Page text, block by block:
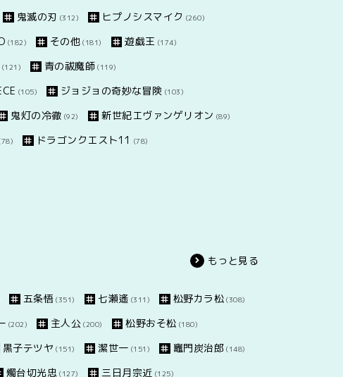
鬼滅の刃 (312) ヒプノシスマイク (260)
(182) その他 (181) 遊戯王 (174)
(121) 青の祓魔師 (119)
(105) ジョジョの奇妙な冒険 (103)
鬼灯の冷徹 (92) 新世紀エヴァンゲリオン (89)
ドラゴンクエスト11 (78)
もっと見る
五条悟 (351) 七瀬遙 (311) 松野カラ松 (308)
(202) 主人公 (200) 松野おそ松 (180)
黒子テツヤ (151) 潔世一 (151) 竈門炭治郎 (148)
燭台切光忠 (127) 三日月宗近 (125)